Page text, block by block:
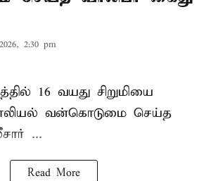
2:30 pm
16 வயது சிறுமியை
வன்கொடுமை செய்த
...
Read More